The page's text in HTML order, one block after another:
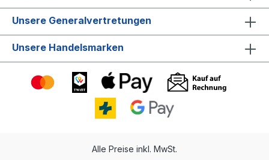
Unsere Generalvertretungen
Unsere Handelsmarken
Alle Preise inkl. MwSt.